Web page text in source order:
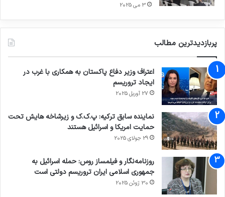
3 می 2025
پربازدیدترین مطالب
اعتراف وزیر دفاع پاکستان به همکاری با غرب در
ایجاد تروریسم
27 آوریل 2025
نماینده سابق ترکیه: پ.ک.ک و زیرشاخه هایش تحت
حمایت امریکا و اسرائیل هستند
29 جولای 2025
روزنامه‌نگار و فیلمساز روس: حمله اسرائیل به
جمهوری اسلامی ایران تروریسم دولتی است
30 ژوئن 2025